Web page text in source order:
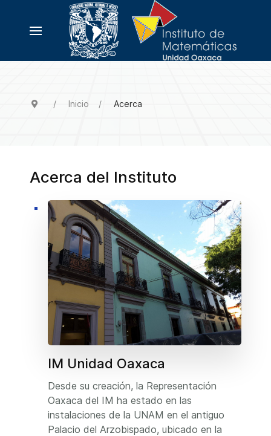
Inicio Acerca
Acerca del Instituto
IM Unidad Oaxaca
Desde su creación, la Representación
Oaxaca del IM ha estado en las
instalaciones de la UNAM en el antiguo
Palacio del Arzobispado, ubicado en la